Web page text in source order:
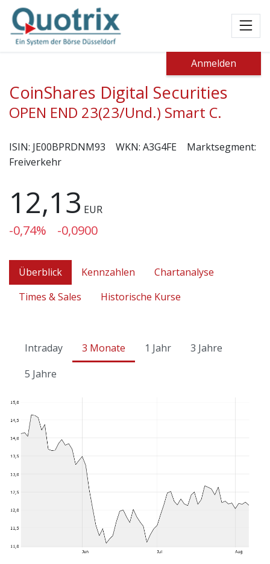
Anmelden
CoinShares Digital Securities
OPEN END 23(23/Und.) Smart C.
ISIN: JE00BPRDNM93 WKN: A3G4FE
Marktsegment:
Freiverkehr
12,13 EUR
-0,74% -0,0900
Überblick Kennzahlen
Chartanalyse
Times & Sales
Historische Kurse
Intraday 3 Monate 1 Jahr
3 Jahre
5 Jahre